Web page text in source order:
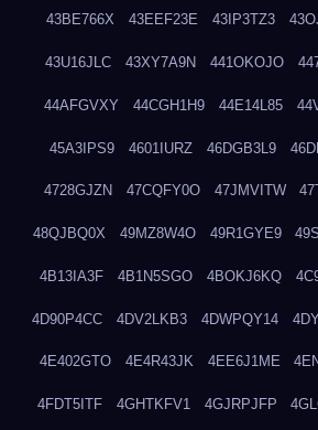
43BE766X 43EEF23E 43IP3TZ3
43U16JLC 43XY7A9N 441OKOJO
44AFGVXY 44CGH1H9 44E14L85
45A3IPS9 4601IURZ 46DGB3L9
4728GJZN 47CQFY0O 47JMVITW
48QJBQ0X 49MZ8W4O 49R1GYE9
4B13IA3F 4B1N5SGO 4BOKJ6KQ
4D90P4CC 4DV2LKB3 4DWPQY14
4E402GTO 4E4R43JK 4EE6J1ME
4FDT5ITF 4GHTKFV1 4GJRPJFP